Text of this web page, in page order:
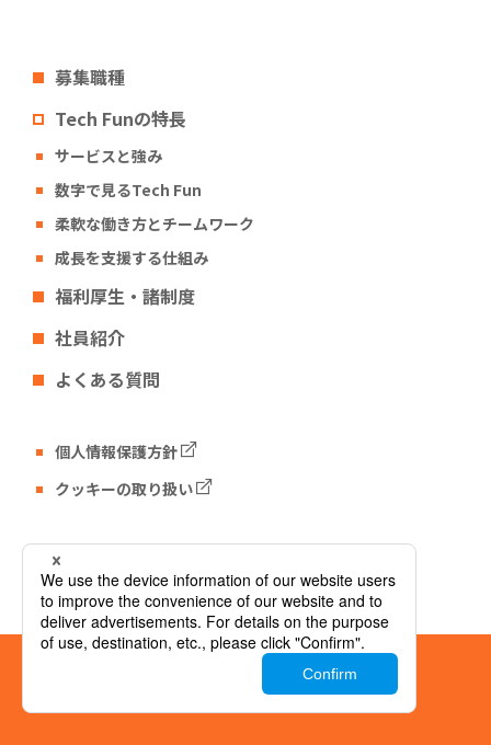
募集職種
Tech Funの特長
サービスと強み
数字で見るTech Fun
柔軟な働き方とチームワーク
成長を支援する仕組み
福利厚生・諸制度
社員紹介
よくある質問
個人情報保護方針
クッキーの取り扱い
Tech Fun コーポレートサイト
© Tech Fun Corporation